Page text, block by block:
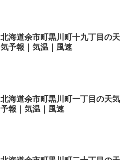
北海道余市町黒川町十九丁目の天
気予報｜気温｜風速
北海道余市町黒川町一丁目の天気
予報｜気温｜風速